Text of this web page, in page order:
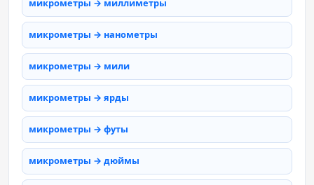
микрометры → миллиметры
микрометры → нанометры
микрометры → мили
микрометры → ярды
микрометры → футы
микрометры → дюймы